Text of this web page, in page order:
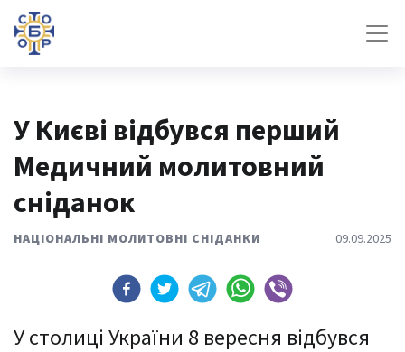
У Києві відбувся перший
Медичний молитовний
сніданок
НАЦІОНАЛЬНІ МОЛИТОВНІ СНІДАНКИ 09.09.2025
У столиці України 8 вересня відбувся